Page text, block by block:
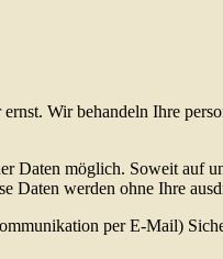
Wir behandeln Ihre
Daten möglich. Soweit auf
werden ohne Ihre
per E-Mail)